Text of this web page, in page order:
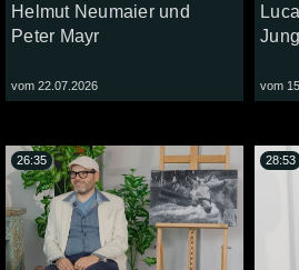
Helmut Neumaier und
Peter Mayr
vom 22.07.2026 vom
26:35 28:53